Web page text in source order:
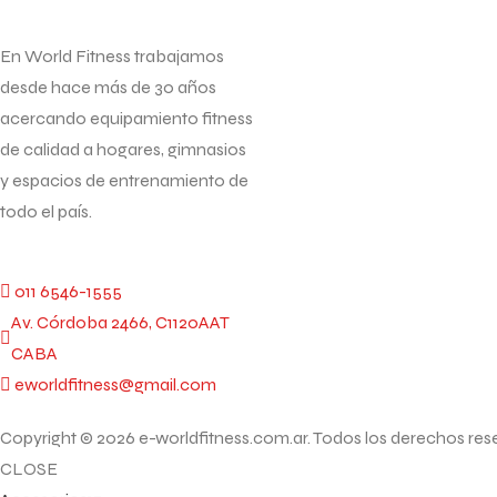
En World Fitness trabajamos
desde hace más de 30 años
acercando equipamiento fitness
de calidad a hogares, gimnasios
y espacios de entrenamiento de
todo el país.
011 6546-1555
Av. Córdoba 2466, C1120AAT
CABA
eworldfitness@gmail.com
Copyright © 2026 e-worldfitness.com.ar. Todos los derechos
CLOSE